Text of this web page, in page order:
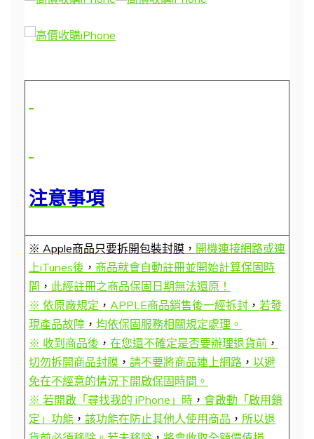
注意事項
※ Apple商品只要拆開包裝封膜， 開機連接網路或連
上iTunes後 ， 商品就會自動註冊並開始計算保固時
間 ， 此經註冊之商品保固日期無法還原！
※ 依原廠規定 ， APPLE商品銷售後一經拆封 ， 若發
現產品故障 ， 均依保固服務相關規定處理。
※ 收到商品後 ， 在您還不確定是否要辦理退貨前 ，
切勿拆開商品封膜 ， 請不要將商品連上網路 ， 以避
免在不經意的情況下開啟保固時間。
※ 若開啟「尋找我的 iPhone」時 ， 會啟動「啟用鎖
定」功能 ， 該功能在防止其他人使用商品 ， 所以退